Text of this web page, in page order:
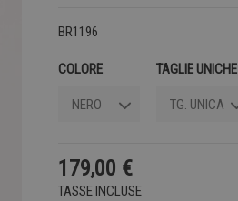
BR1196
COLORE TAGLIE UNICHE
179,00 €
TASSE INCLUSE